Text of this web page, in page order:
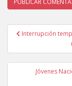
Interrupción
Jóvenes